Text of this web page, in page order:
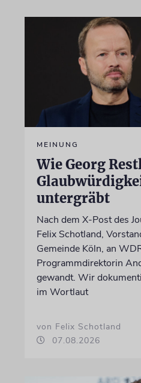
MEINUNG
Wie Georg
untergräbt
Nach dem X-Post des
Felix Schotland,
Gemeinde Köln, an
Programmdirektorin
gewandt. Wir
im Wortlaut
von Felix Schotland
07.08.2026